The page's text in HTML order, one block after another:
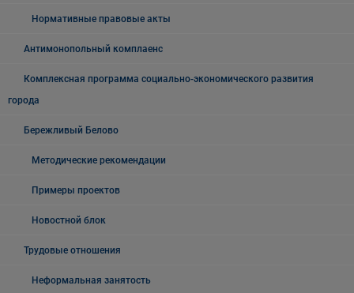
Нормативные правовые акты
Антимонопольный комплаенс
Комплексная программа социально-экономического развития
города
Бережливый Белово
Методические рекомендации
Примеры проектов
Новостной блок
Трудовые отношения
Неформальная занятость